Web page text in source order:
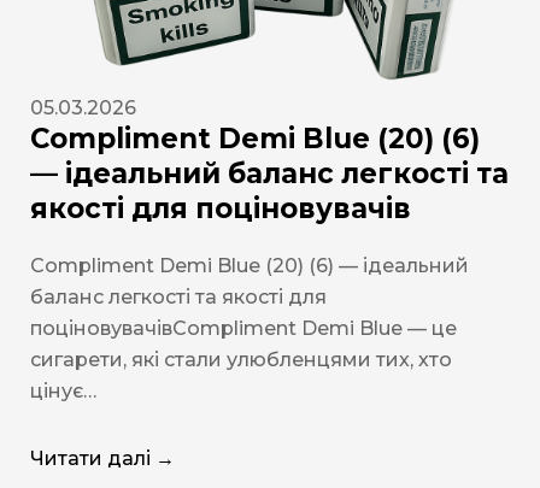
05.03.2026
Compliment Demi Blue (20) (6)
— ідеальний баланс легкості та
якості для поціновувачів
Compliment Demi Blue (20) (6) — ідеальний
баланс легкості та якості для
поціновувачівCompliment Demi Blue — це
сигарети, які стали улюбленцями тих, хто
цінує…
Читати далі →